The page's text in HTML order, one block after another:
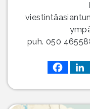
puh. 050